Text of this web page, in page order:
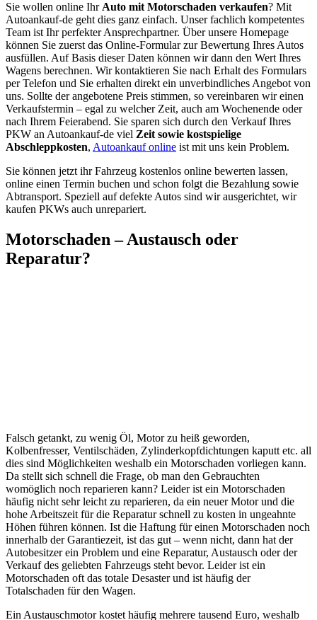
Sie wollen online Ihr Auto mit Motorschaden verkaufen? Mit
Autoankauf-de geht dies ganz einfach. Unser fachlich kompetentes
Team ist Ihr perfekter Ansprechpartner. Über unsere Homepage
können Sie zuerst das Online-Formular zur Bewertung Ihres Autos
ausfüllen. Auf Basis dieser Daten können wir dann den Wert Ihres
Wagens berechnen. Wir kontaktieren Sie nach Erhalt des Formulars
per Telefon und Sie erhalten direkt ein unverbindliches Angebot von
uns. Sollte der angebotene Preis stimmen, so vereinbaren wir einen
Verkaufstermin – egal zu welcher Zeit, auch am Wochenende oder
nach Ihrem Feierabend. Sie sparen sich durch den Verkauf Ihres
PKW an Autoankauf-de viel Zeit sowie kostspielige
Abschleppkosten, Autoankauf online ist mit uns kein Problem.
Sie können jetzt ihr Fahrzeug kostenlos online bewerten lassen,
online einen Termin buchen und schon folgt die Bezahlung sowie
Abtransport. Speziell auf defekte Autos sind wir ausgerichtet, wir
kaufen PKWs auch unrepariert.
Motorschaden – Austausch oder
Reparatur?
Falsch getankt, zu wenig Öl, Motor zu heiß geworden,
Kolbenfresser, Ventilschäden, Zylinderkopfdichtungen kaputt etc. all
dies sind Möglichkeiten weshalb ein Motorschaden vorliegen kann.
Da stellt sich schnell die Frage, ob man den Gebrauchten
womöglich noch reparieren kann? Leider ist ein Motorschaden
häufig nicht sehr leicht zu reparieren, da ein neuer Motor und die
hohe Arbeitszeit für die Reparatur schnell zu kosten in ungeahnte
Höhen führen können. Ist die Haftung für einen Motorschaden noch
innerhalb der Garantiezeit, ist das gut – wenn nicht, dann hat der
Autobesitzer ein Problem und eine Reparatur, Austausch oder der
Verkauf des geliebten Fahrzeugs steht bevor. Leider ist ein
Motorschaden oft das totale Desaster und ist häufig der
Totalschaden für den Wagen.
Ein Austauschmotor kostet häufig mehrere tausend Euro, weshalb